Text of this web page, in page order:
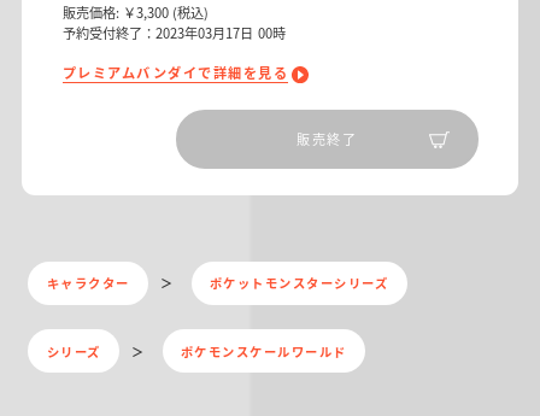
販売価格: ￥3,300 (税込)
予約受付終了：2023年03月17日 00時
プレミアムバンダイで詳細を見る
販売終了
キャラクター ポケットモンスターシリーズ
シリーズ ポケモンスケールワールド